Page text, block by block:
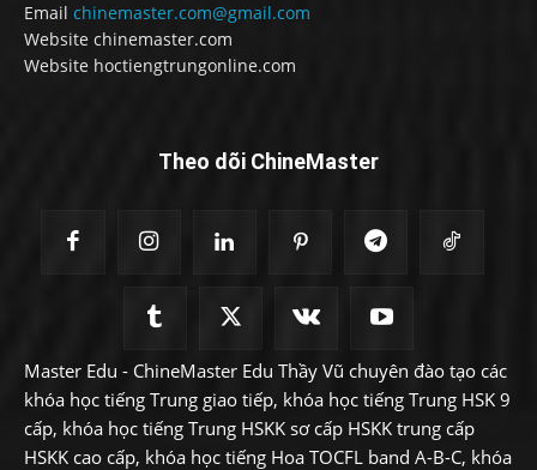
Email chinemaster.com@gmail.com
Website chinemaster.com
Website hoctiengtrungonline.com
Theo dõi ChineMaster
Master Edu - ChineMaster Edu Thầy Vũ chuyên đào tạo các
khóa học tiếng Trung giao tiếp, khóa học tiếng Trung HSK 9
cấp, khóa học tiếng Trung HSKK sơ cấp HSKK trung cấp
HSKK cao cấp, khóa học tiếng Hoa TOCFL band A-B-C, khóa